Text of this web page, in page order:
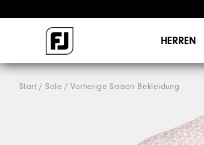
HERREN
Start Sale Vorherige Saison Bekleidung